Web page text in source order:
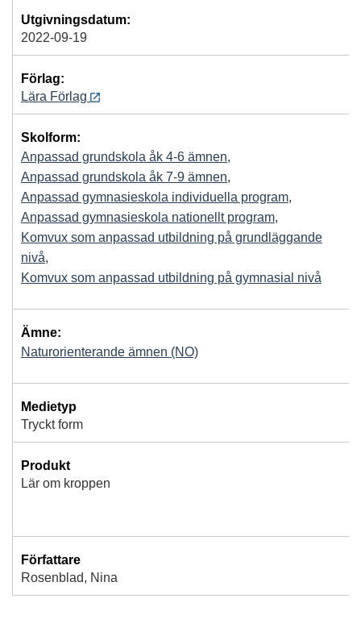
Utgivningsdatum:
2022-09-19
Förlag:
Lära Förlag
Skolform:
Anpassad grundskola åk 4-6 ämnen,
Anpassad grundskola åk 7-9 ämnen,
Anpassad gymnasieskola individuella program,
Anpassad gymnasieskola nationellt program,
Komvux som anpassad utbildning på grundläggande
nivå,
Komvux som anpassad utbildning på gymnasial nivå
Ämne:
Naturorienterande ämnen (NO)
Medietyp
Tryckt form
Produkt
Lär om kroppen
Författare
Rosenblad, Nina